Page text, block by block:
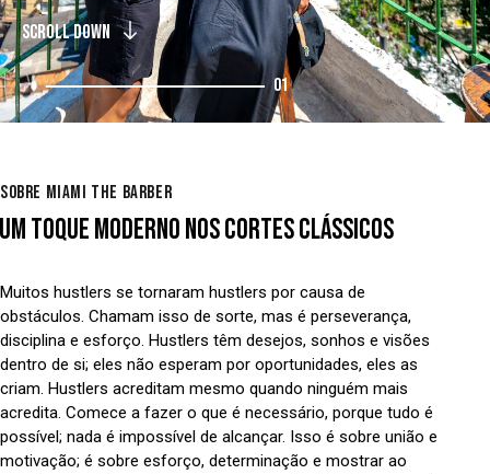
SCROLL DOWN
01
SOBRE MIAMI THE BARBER
UM TOQUE MODERNO NOS CORTES CLÁSSICOS
Muitos hustlers se tornaram hustlers por causa de
obstáculos. Chamam isso de sorte, mas é perseverança,
disciplina e esforço. Hustlers têm desejos, sonhos e visões
dentro de si; eles não esperam por oportunidades, eles as
criam. Hustlers acreditam mesmo quando ninguém mais
acredita. Comece a fazer o que é necessário, porque tudo é
possível; nada é impossível de alcançar. Isso é sobre união e
motivação; é sobre esforço, determinação e mostrar ao